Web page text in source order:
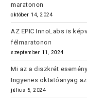
maratonon
október 14, 2024
AZ EPIC InnoLabs is
félmaratonon
szeptember 11, 2024
Mi az a diszkrét
Ingyenes oktatóanyag
július 5, 2024